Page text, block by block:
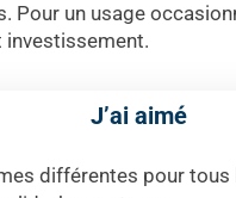
Pour un usage
investissement.
J’ai aimé
différentes pour tous